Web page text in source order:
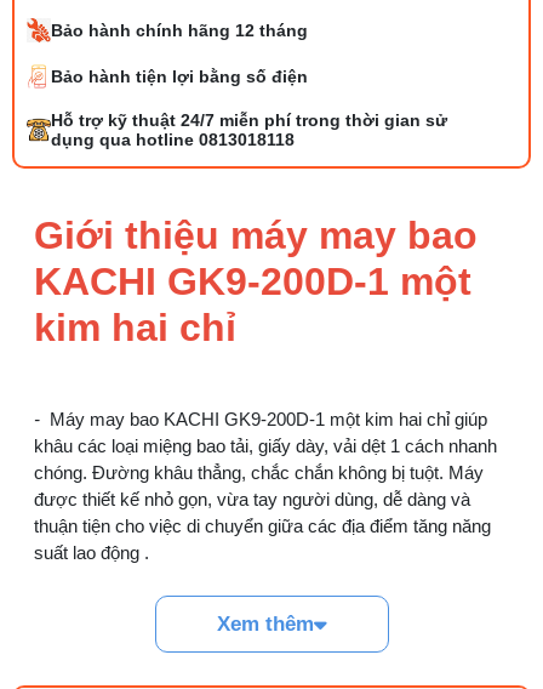
Bảo hành chính hãng 12 tháng
Bảo hành tiện lợi bằng số điện
Hỗ trợ kỹ thuật 24/7 miễn phí trong thời gian sử
dụng qua hotline 0813018118
Giới thiệu máy may bao
KACHI GK9-200D-1 một
kim hai chỉ
- Máy may bao KACHI GK9-200D-1 một kim hai chỉ giúp
khâu các loại miệng bao tải, giấy dày, vải dệt 1 cách nhanh
chóng. Đường khâu thẳng, chắc chắn không bị tuột. Máy
được thiết kế nhỏ gọn, vừa tay người dùng, dễ dàng và
thuận tiện cho việc di chuyển giữa các địa điểm tăng năng
suất lao động .
Xem thêm
Tổng hợp 6 loại kéo cắt vải ngành may
đáng mua
Đồng tiền máy may là gì? Hướng dẫn chỉnh
chỉ đúng
21/07/2026 09:08 AM
Máy vắt sổ Siruba Trung và Đài khác nhau
Quy trình kiểm vải đầu vào và cách tính
điểm lỗi chuẩn
03/08/2026 10:22 AM
cần thay